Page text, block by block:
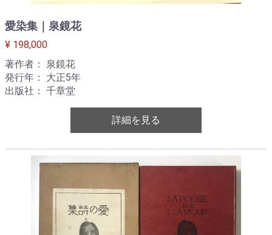
愛染集｜泉鏡花
¥ 198,000
著作者： 泉鏡花
発行年： 大正5年
出版社： 千章堂
詳細を見る